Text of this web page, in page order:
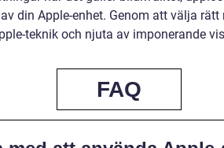
din Apple-enhet. Genom att välja
teknik och njuta av imponerande
FAQ